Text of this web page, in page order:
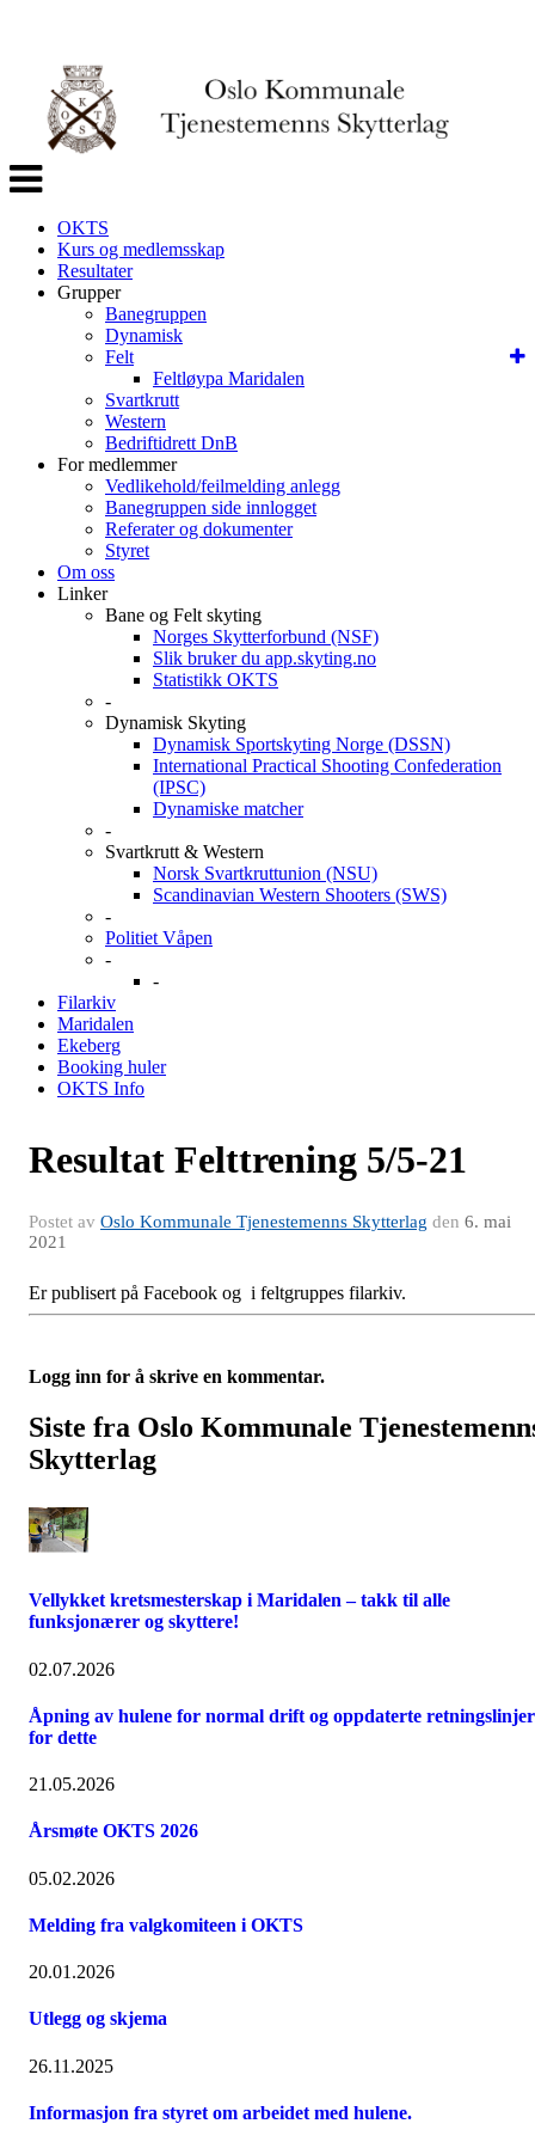
Veksle
navigasjon
OKTS
Kurs og medlemsskap
Resultater
Grupper
Banegruppen
Dynamisk
Felt
Feltløypa Maridalen
Svartkrutt
Western
Bedriftidrett DnB
For medlemmer
Vedlikehold/feilmelding anlegg
Banegruppen side innlogget
Referater og dokumenter
Styret
Om oss
Linker
Bane og Felt skyting
Norges Skytterforbund (NSF)
Slik bruker du app.skyting.no
Statistikk OKTS
-
Dynamisk Skyting
Dynamisk Sportskyting Norge (DSSN)
International Practical Shooting Confederation
(IPSC)
Dynamiske matcher
-
Svartkrutt & Western
Norsk Svartkruttunion (NSU)
Scandinavian Western Shooters (SWS)
-
Politiet Våpen
-
-
Filarkiv
Maridalen
Ekeberg
Booking huler
OKTS Info
Resultat Felttrening 5/5-21
Postet av Oslo Kommunale Tjenestemenns Skytterlag den 6. mai
2021
Er publisert på Facebook og i feltgruppes filarkiv.
Logg inn for å skrive en kommentar.
Siste fra Oslo Kommunale
Skytterlag
Vellykket kretsmesterskap i Maridalen – takk til alle
funksjonærer og skyttere!
02.07.2026
Åpning av hulene for normal drift og oppdaterte retningslinjer
for dette
21.05.2026
Årsmøte OKTS 2026
05.02.2026
Melding fra valgkomiteen i OKTS
20.01.2026
Utlegg og skjema
26.11.2025
Informasjon fra styret om arbeidet med hulene.